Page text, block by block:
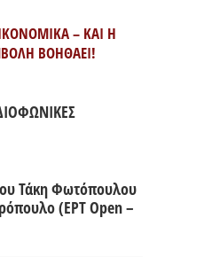
– ΚΑΙ Η
ΒΟΗΘΑΕΙ!
Τάκη Φωτόπουλου
(ΕΡΤ Open –